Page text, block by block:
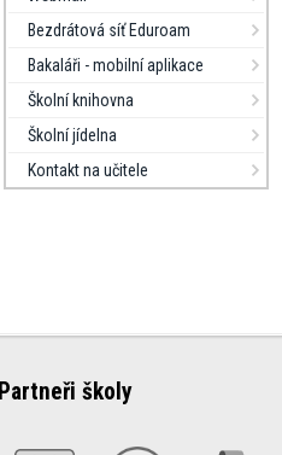
Bezdrátová síť Eduroam
Bakaláři - mobilní aplikace
Školní knihovna
Školní jídelna
Kontakt na učitele
Partneři školy